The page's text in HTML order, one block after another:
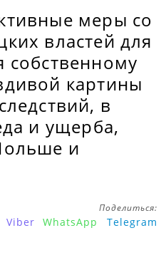
меры со
властей для
собственному
картины
в
и ущерба,
и
Поделиться:
Viber WhatsApp Telegram